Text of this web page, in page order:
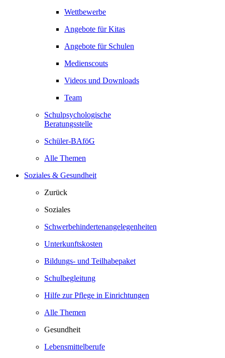
Wettbewerbe
Angebote für Kitas
Angebote für Schulen
Medienscouts
Videos und Downloads
Team
Schulpsychologische
Beratungsstelle
Schüler-BAföG
Alle Themen
Soziales & Gesundheit
Zurück
Soziales
Schwerbehindertenangelegenheiten
Unterkunftskosten
Bildungs- und Teilhabepaket
Schulbegleitung
Hilfe zur Pflege in Einrichtungen
Alle Themen
Gesundheit
Lebensmittelberufe